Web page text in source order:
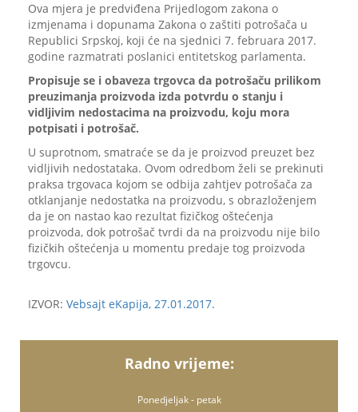
Ova mjera je predviđena Prijedlogom zakona o
izmjenama i dopunama Zakona o zaštiti potrošača u
Republici Srpskoj, koji će na sjednici 7. februara 2017.
godine razmatrati poslanici entitetskog parlamenta.
Propisuje se i obaveza trgovca da potrošaču prilikom
preuzimanja proizvoda izda potvrdu o stanju i
vidljivim nedostacima na proizvodu, koju mora
potpisati i potrošač.
U suprotnom, smatraće se da je proizvod preuzet bez
vidljivih nedostataka. Ovom odredbom želi se prekinuti
praksa trgovaca kojom se odbija zahtjev potrošača za
otklanjanje nedostatka na proizvodu, s obrazloženjem
da je on nastao kao rezultat fizičkog oštećenja
proizvoda, dok potrošač tvrdi da na proizvodu nije bilo
fizičkih oštećenja u momentu predaje tog proizvoda
trgovcu.
IZVOR: Vebsajt eKapija, 27.01.2017.
Radno vrijeme:
Ponedjeljak - petak